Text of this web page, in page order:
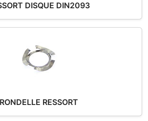
DISQUE DIN2093
RONDELLE RESSORT